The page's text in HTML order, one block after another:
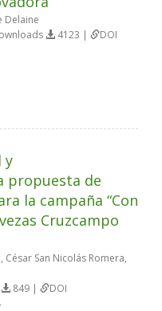
Delaine
4123 |
DOI
y
propuesta de
la campaña “Con
Cruzcampo
San Nicolás Romera,
849 |
DOI